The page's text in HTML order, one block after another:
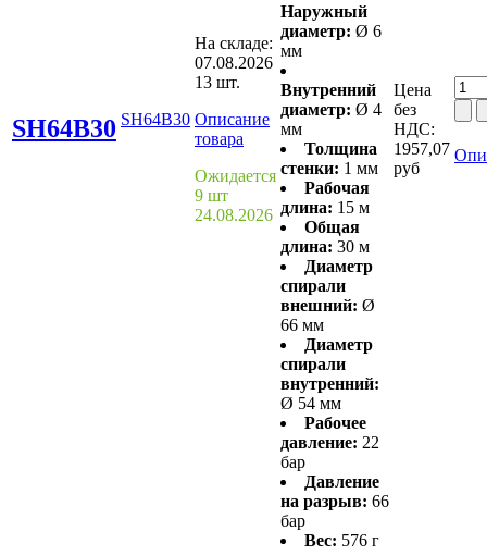
SH64B30 SH64B30
На складе:
07.08.2026
13 шт.
Описание
товара
Ожидается
9 шт
24.08.2026
Наружный
диаметр: Ø 6
мм
Внутренний
диаметр: Ø 4
мм
Толщина
стенки: 1 мм
Рабочая
длина: 15 м
Общая
длина: 30 м
Диаметр
спирали
внешний: Ø
66 мм
Диаметр
спирали
внутренний:
Ø 54 мм
Рабочее
давление: 22
бар
Давление
на разрыв: 66
бар
Вес: 576 г
Цена
без
НДС:
1957,07
руб